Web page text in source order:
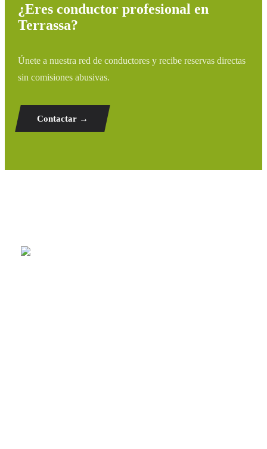
¿Eres conductor profesional en
Terrassa?
Únete a nuestra red de conductores y recibe reservas directas
sin comisiones abusivas.
Contactar →